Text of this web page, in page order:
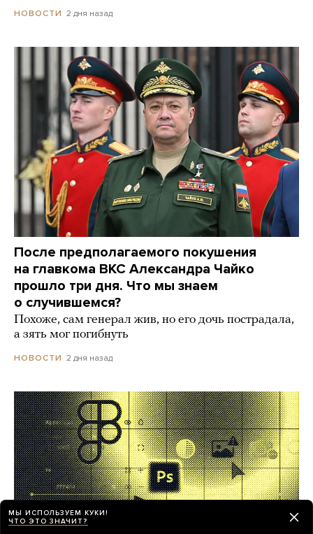
НОВОСТИ 2 дня назад
После предполагаемого покушения
на главкома ВКС Александра Чайко
прошло три дня. Что мы знаем
о случившемся?
Похоже, сам генерал жив, но его дочь пострадала,
а зять мог погибнуть
НОВОСТИ 2 дня назад
МЫ ИСПОЛЬЗУЕМ КУКИ!
ЧТО ЭТО ЗНАЧИТ?